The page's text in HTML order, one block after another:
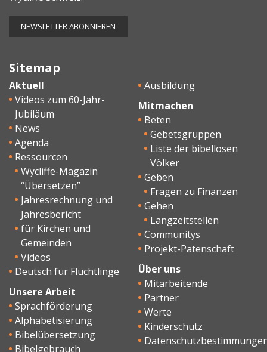
Sitemap
Aktuell
Videos zum 60-Jahr-
Jubiläum
News
Agenda
Ressourcen
Wycliffe-Magazin
“Übersetzen”
Jahresrechnung und
Jahresbericht
für Kirchen und
Gemeinden
Videos
Deutsch für Flüchtlinge
Unsere Arbeit
Sprachförderung
Alphabetisierung
Bibelübersetzung
Bibelgebrauch
Ausbildung
Mitmachen
Beten
Gebetsgruppen
Liste der bibellosen
Völker
Geben
Fragen zu Finanzen
Gehen
Langzeitstellen
Communitys
Projekt-Patenschaft
Über uns
Mitarbeitende
Partner
Werte
Kinderschutz